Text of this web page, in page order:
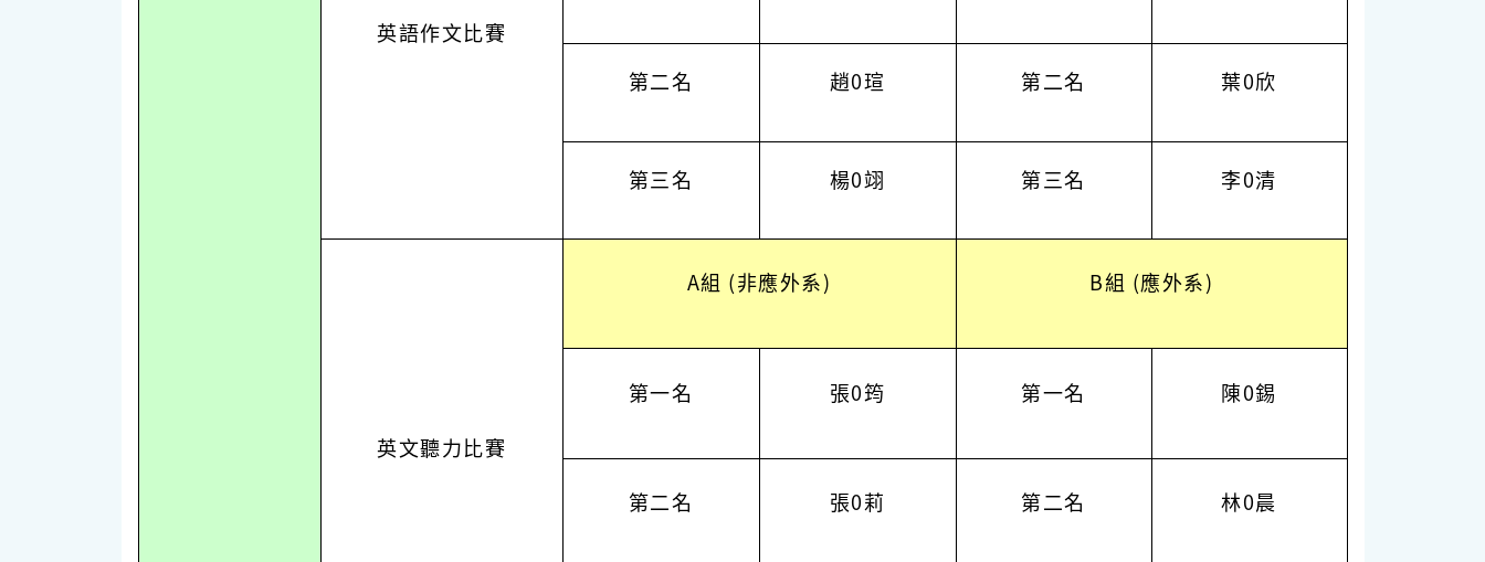
英語作文比賽
第二名 趙0瑄 第二名 葉0欣
第三名 楊0翊 第三名 李0清
英文聽力比賽
A組 (非應外系) B組 (應外系)
第一名 張0筠 第一名 陳0錫
第二名 張0莉 第二名 林0晨